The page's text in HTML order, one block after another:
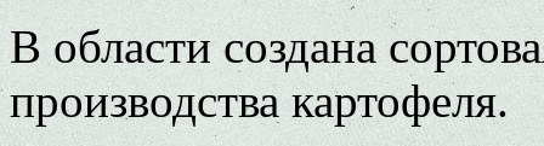
В области создана
производства картофеля.